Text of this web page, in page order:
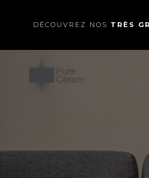
DÉCOUVREZ NOS TRÈS